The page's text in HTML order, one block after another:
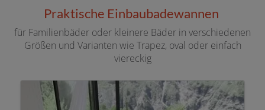
Praktische Einbaubadewannen
für Familienbäder oder kleinere Bäder in verschiedenen
Größen und Varianten wie Trapez, oval oder einfach
viereckig